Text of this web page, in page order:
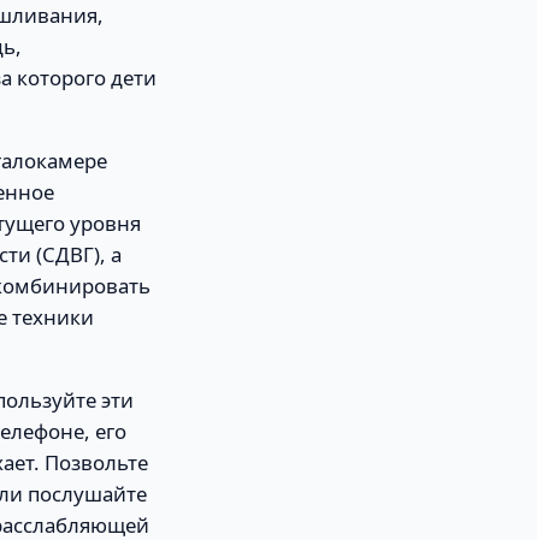
которого дети
уровня
(СДВГ), а
техники
эти
его
Позвольте
послушайте